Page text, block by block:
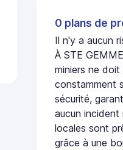
0 plans de
Il n'y a aucun
À STE
miniers ne
constamment
sécurité,
aucun incident
locales sont
grâce à une